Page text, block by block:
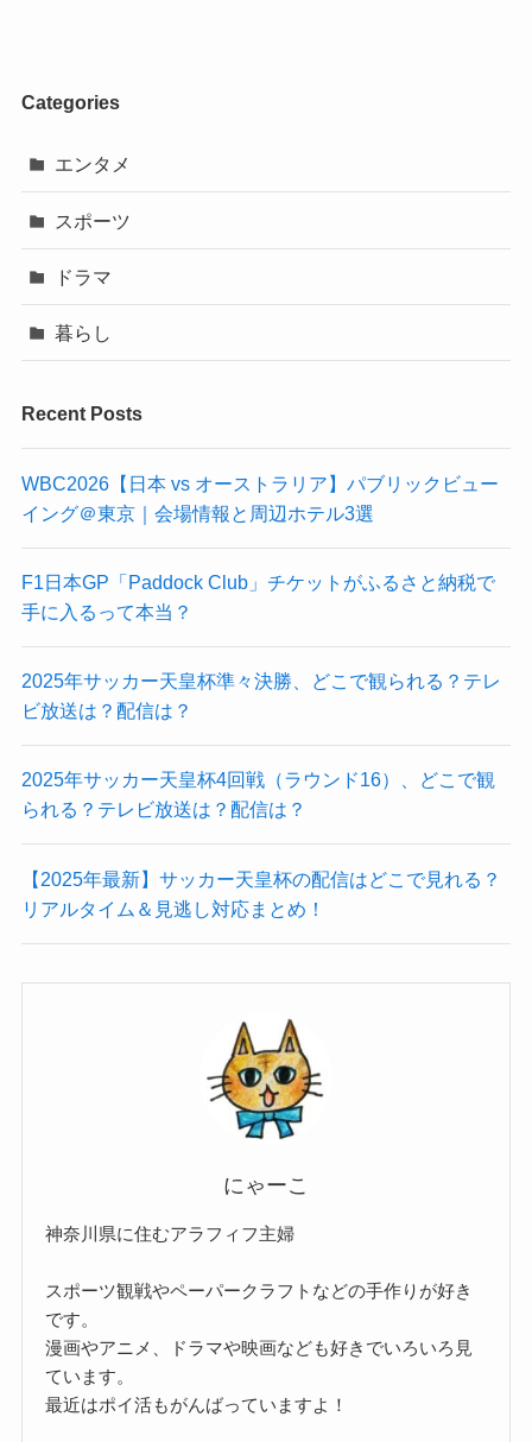
Categories
エンタメ
スポーツ
ドラマ
暮らし
Recent Posts
WBC2026【日本 vs オーストラリア】パブリックビュー
イング＠東京｜会場情報と周辺ホテル3選
F1日本GP「Paddock Club」チケットがふるさと納税で
手に入るって本当？
2025年サッカー天皇杯準々決勝、どこで観られる？テレ
ビ放送は？配信は？
2025年サッカー天皇杯4回戦（ラウンド16）、どこで観
られる？テレビ放送は？配信は？
【2025年最新】サッカー天皇杯の配信はどこで見れる？
リアルタイム＆見逃し対応まとめ！
にゃーこ
神奈川県に住むアラフィフ主婦
スポーツ観戦やペーパークラフトなどの手作りが好き
です。
漫画やアニメ、ドラマや映画なども好きでいろいろ見
ています。
最近はポイ活もがんばっていますよ！